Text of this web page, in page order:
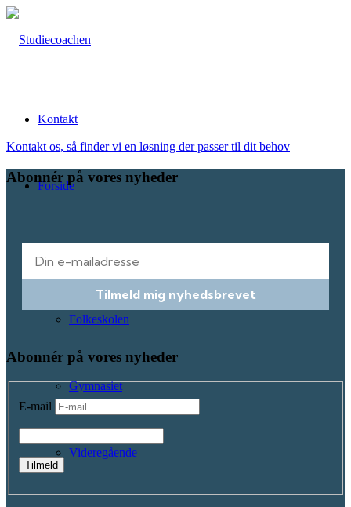
Kontakt
Forside
Folkeskolen
Gymnasiet
Videregående
Kontakt os, så finder vi en løsning der passer til dit behov
Abonnér på vores nyheder
Tilmeld mig nyhedsbrevet
Abonnér på vores nyheder
E-mail